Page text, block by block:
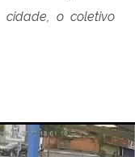
cidade, o coletivo